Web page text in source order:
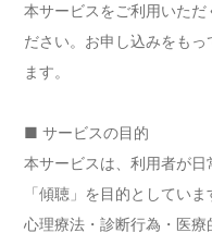
本サービスをご利用いただ
ださい。お申し込みをも
ます。
■ サービスの目的
本サービスは、利用者が
「傾聴」を目的としていま
心理療法・診断行為・医